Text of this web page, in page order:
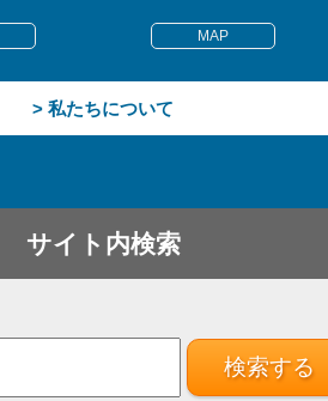
MAP
> 私たちについて
サイト内検索